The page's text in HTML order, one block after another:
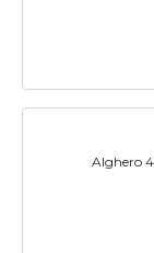
Alghero